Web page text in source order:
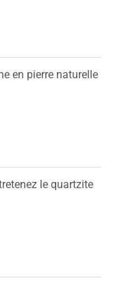
en pierre naturelle
le quartzite